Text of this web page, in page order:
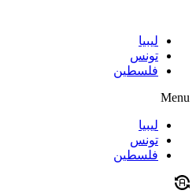
contentليبيا
تونس
فلسطين
Menu
ليبيا
تونس
فلسطين